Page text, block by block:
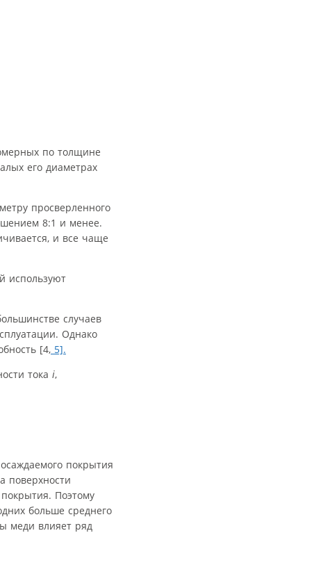
по толщине
его диаметрах
просверленного
8:1 и менее.
и все чаще
используют
случаев
Однако
[4, 5].
тока i,
покрытия
поверхности
Поэтому
больше среднего
меди влияет ряд